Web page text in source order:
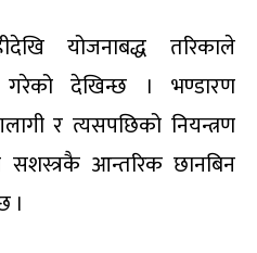
योजनाबद्ध तरिकाले
देखिन्छ । भण्डारण
र त्यसपछिको नियन्त्रण
सशस्त्रकै आन्तरिक छानबिन
।